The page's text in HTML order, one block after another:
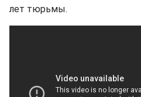
лет тюрьмы.